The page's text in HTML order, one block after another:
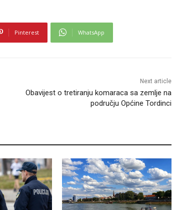
Pinterest WhatsApp
Next article
Obavijest o tretiranju komaraca sa zemlje na
području Općine Tordinci